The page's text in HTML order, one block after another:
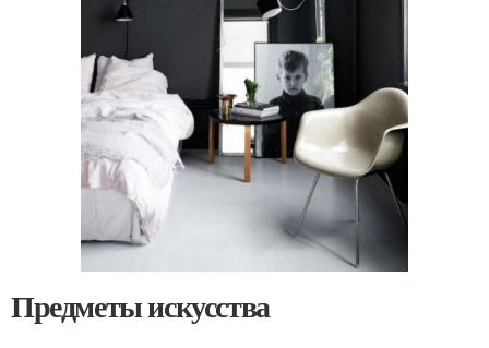
Предметы искусства